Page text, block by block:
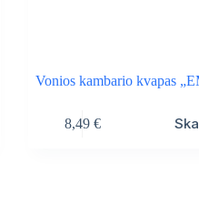
Vonios kambario kvapas
8,49 €